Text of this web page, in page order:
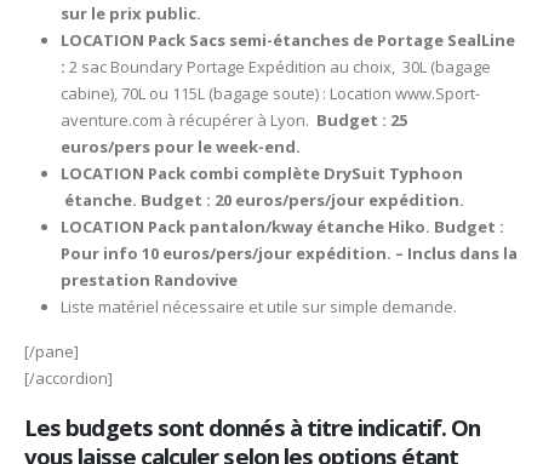
sur le prix public.
LOCATION Pack Sacs semi-étanches de Portage SealLine
: 2 sac Boundary Portage Expédition au choix, 30L (bagage
cabine), 70L ou 115L (bagage soute) : Location www.Sport-
aventure.com à récupérer à Lyon. Budget : 25
euros/pers pour le week-end.
LOCATION Pack combi complète DrySuit Typhoon
étanche. Budget : 20 euros/pers/jour expédition.
LOCATION Pack pantalon/kway étanche Hiko. Budget :
Pour info 10 euros/pers/jour expédition. – Inclus dans la
prestation Randovive
Liste matériel nécessaire et utile sur simple demande.
[/pane]
[/accordion]
Les budgets sont donnés à titre indicatif. On
vous laisse calculer selon les options étant